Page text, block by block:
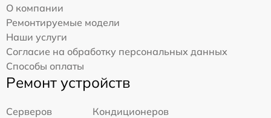
О компании
Ремонтируемые модели
Наши услуги
Согласие на обработку персональных данных
Способы оплаты
Ремонт устройств
Серверов
Кондиционеров